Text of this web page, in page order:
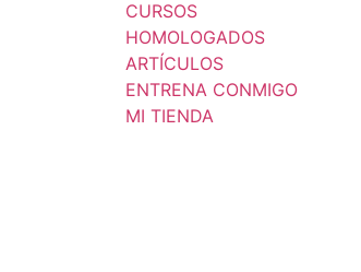
CURSOS
HOMOLOGADOS
ARTÍCULOS
ENTRENA CONMIGO
MI TIENDA